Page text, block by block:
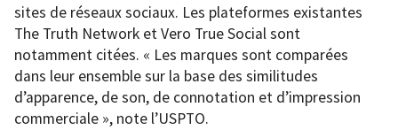
sites de réseaux sociaux. Les plateformes existantes
The Truth Network et Vero True Social sont
notamment citées. « Les marques sont comparées
dans leur ensemble sur la base des similitudes
d’apparence, de son, de connotation et d’impression
commerciale », note l’USPTO.